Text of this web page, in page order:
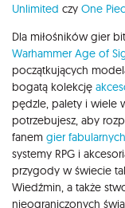
Unlimited czy One
Dla miłośników gier
Warhammer Age of
początkujących
bogatą kolekcję
pędzle, palety i wiele
potrzebujesz, aby
fanem gier fabularnych
systemy RPG i
przygody w świecie
Wiedźmin, a także
nieograniczonych